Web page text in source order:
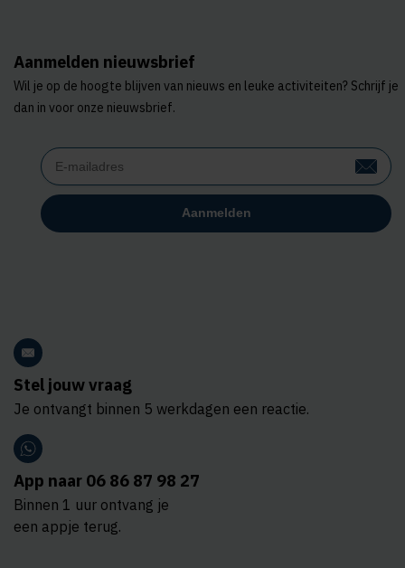
Aanmelden nieuwsbrief
Wil je op de hoogte blijven van nieuws en leuke activiteiten? Schrijf je
dan in voor onze nieuwsbrief.
Stel jouw vraag
Je ontvangt binnen 5 werkdagen een reactie.
App naar 06 86 87 98 27
Binnen 1 uur ontvang je
een appje terug.